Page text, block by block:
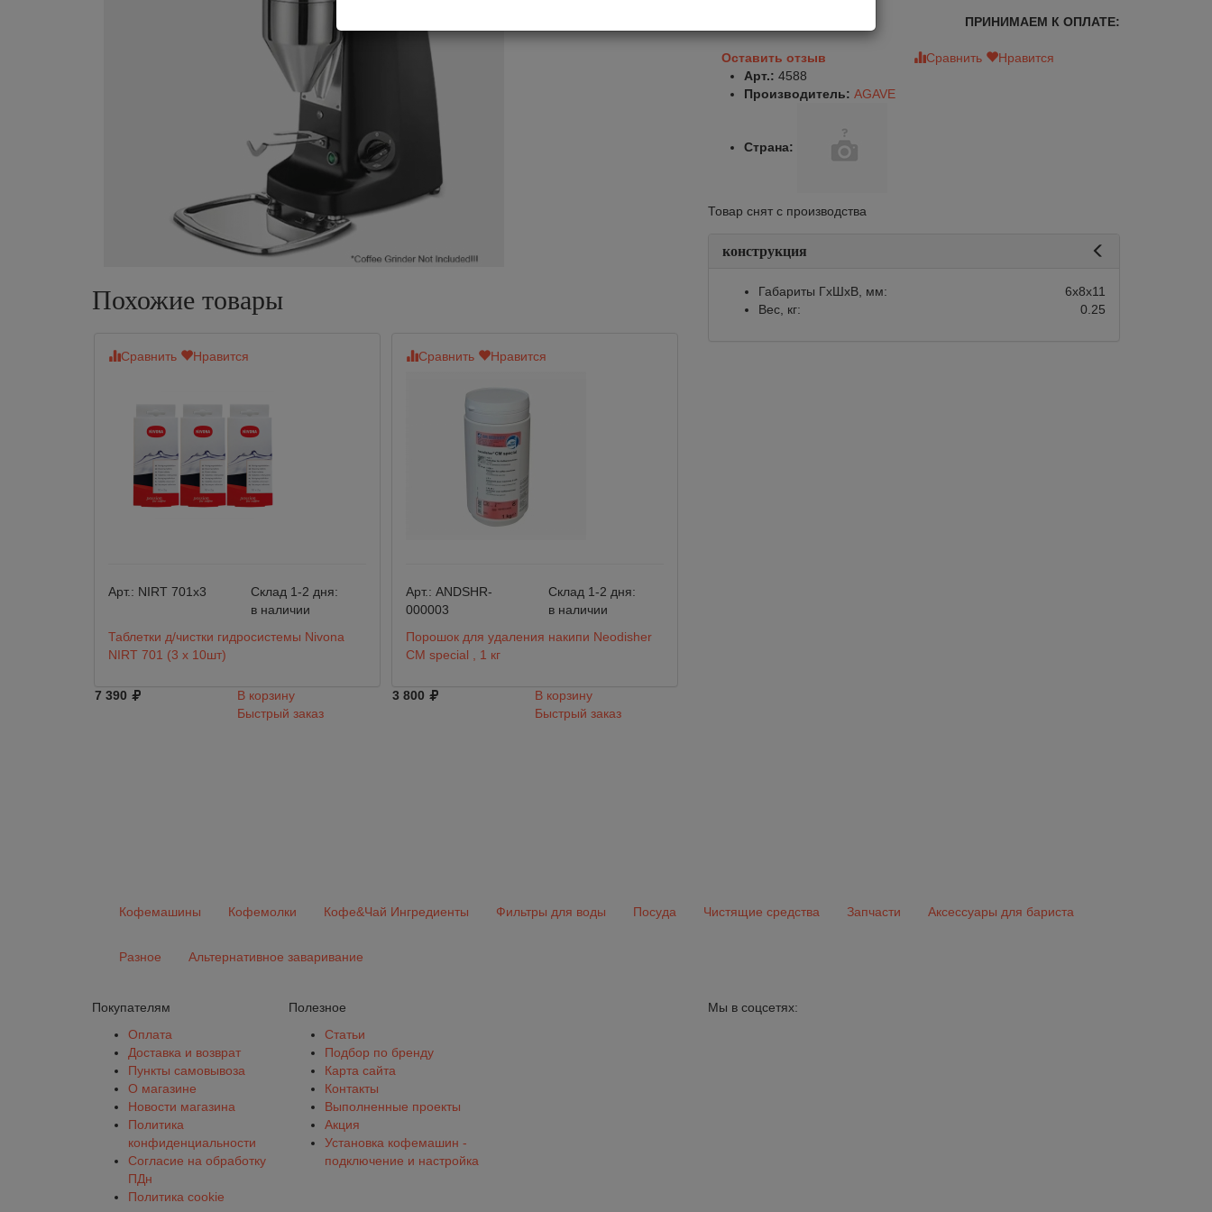
Похожие товары
Сравнить Нравится
Арт.: NIRT 701х3
Склад 1-2 дня:
в наличии
Таблетки д/чистки гидросистемы Nivona
NIRT 701 (3 х 10шт)
7 390
В корзину
Быстрый заказ
Сравнить Нравится
Арт.: ANDSHR-
000003
Склад 1-2 дня:
в наличии
Порошок для удаления накипи Neodisher
СM special , 1 кг
3 800
В корзину
Быстрый заказ
ПРИНИМАЕМ К ОПЛАТЕ:
Оставить отзыв Сравнить
Нравится
Арт.: 4588
Производитель: AGAVE
Страна:
Товар снят с производства
конструкция
Габариты ГхШхВ, мм:
6х8х11
Вес, кг:
0.25
Кофемашины Кофемолки Кофе&Чай Ингредиенты Фильтры для воды Посуда Чистящие средства Запчасти Аксессуары для бариста
Разное Альтернативное заваривание
Покупателям
Оплата
Доставка и возврат
Пункты самовывоза
О магазине
Новости магазина
Политика
конфиденциальности
Согласие на обработку
ПДн
Политика cookie
Полезное
Статьи
Подбор по бренду
Карта сайта
Контакты
Выполненные проекты
Акция
Установка кофемашин -
подключение и настройка
Мы в соцсетях: